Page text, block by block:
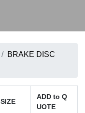
BRAKE DISC
SIZE
ADD to Q
UOTE